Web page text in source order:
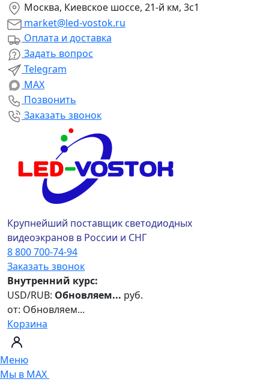
Москва, Киевское шоссе, 21-й км, 3с1
market@led-vostok.ru
Оплата и доставка
Задать вопрос
Telegram
MAX
Позвонить
Заказать звонок
Крупнейший поставщик светодиодных
видеоэкранов в России и СНГ
8 800 700-74-94
Заказать звонок
Внутренний курс:
USD/RUB: Обновляем... руб.
от: Обновляем...
Корзина
Меню
Мы в MAX